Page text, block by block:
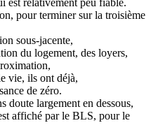
est relativement peu fiable.
pour terminer sur la troisième
sous-jacente,
du logement, des loyers,
vie, ils ont déjà,
de zéro.
doute largement en dessous,
affiché par le BLS, pour le